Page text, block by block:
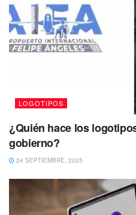
LOGOTIPOS
¿Quién hace los
gobierno?
24 SEPTIEMBRE, 2025